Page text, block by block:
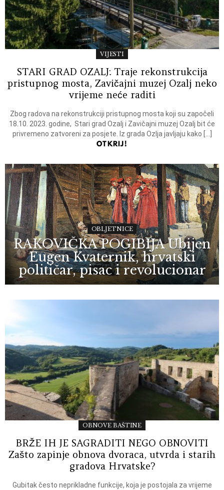
VIJESTI
STARI GRAD OZALJ: Traje rekonstrukcija
pristupnog mosta, Zavičajni muzej Ozalj neko
vrijeme neće raditi
Zbog radova na rekonstrukciji pristupnog mosta koji su započeli
18.10. 2023. godine, Stari grad Ozalj i Zavičajni muzej Ozalj bit će
privremeno zatvoreni za posjete. Iz grada Ozlja javljaju kako […]
OTKRIJ!
OBLJETNICE
RAKOVIČKA POGIBIJA Ubijen
Eugen Kvaternik, hrvatski
političar, pisac i revolucionar
OBNOVE BAŠTINE
BRŽE IH JE SAGRADITI NEGO OBNOVITI
Zašto zapinje obnova dvoraca, utvrda i starih
gradova Hrvatske?
Gubitak često neprikladne funkcije, koja je postojala za vrijeme